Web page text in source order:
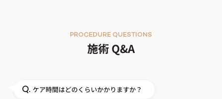
施術 Q&A
PROCEDURE QUESTIONS
Q. ケア時間はどのくらいかかりますか？